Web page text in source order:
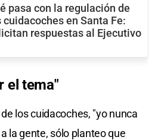
pasa con la regulación de
cuidacoches en Santa Fe:
respuestas al Ejecutivo
el tema"
los cuidacoches, "yo nunca
la gente, sólo planteo que